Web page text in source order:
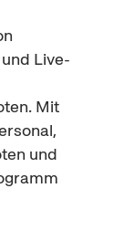
Live-
Mit
und